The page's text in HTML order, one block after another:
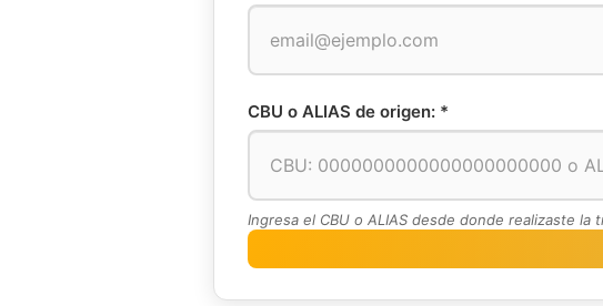
CBU o ALIAS de origen: *
Ingresa el CBU o ALIAS desde donde realizaste la